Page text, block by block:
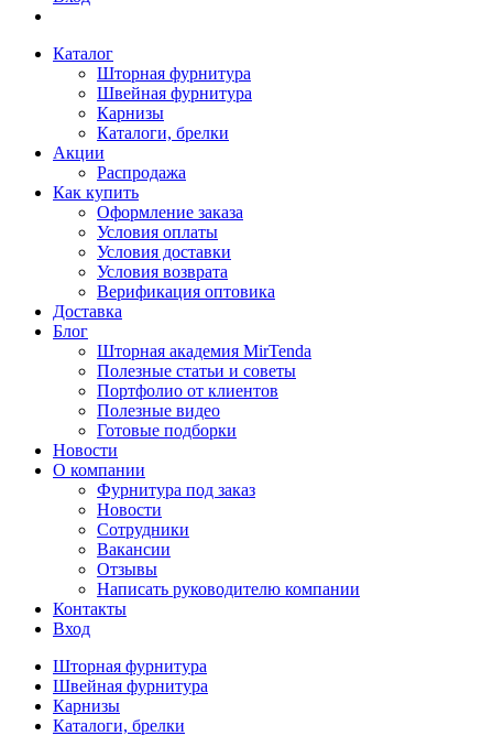
Каталог
Шторная фурнитура
Швейная фурнитура
Карнизы
Каталоги, брелки
Акции
Распродажа
Как купить
Оформление заказа
Условия оплаты
Условия доставки
Условия возврата
Верификация оптовика
Доставка
Блог
Шторная академия MirTenda
Полезные статьи и советы
Портфолио от клиентов
Полезные видео
Готовые подборки
Новости
О компании
Фурнитура под заказ
Новости
Сотрудники
Вакансии
Отзывы
Написать руководителю компании
Контакты
Вход
Шторная фурнитура
Швейная фурнитура
Карнизы
Каталоги, брелки